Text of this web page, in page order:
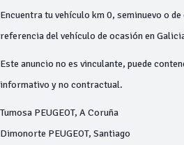
Encuentra tu vehículo km 0, seminuevo o
referencia del vehículo de ocasión en
Este anuncio no es vinculante, puede
informativo y no contractual.
Tumosa PEUGEOT, A Coruña
Dimonorte PEUGEOT, Santiago